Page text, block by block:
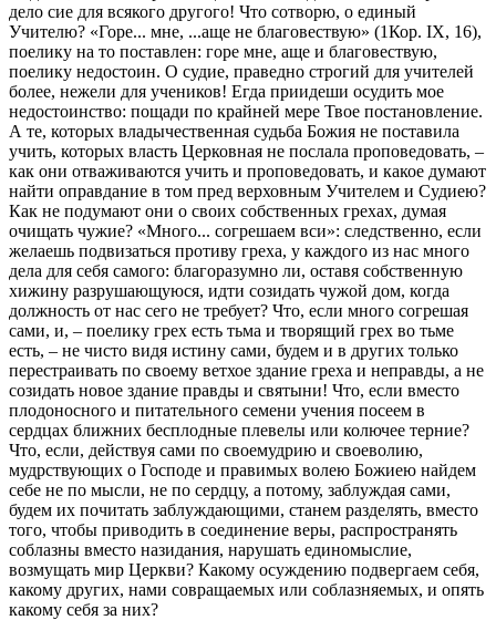
дело сие для всякого другого! Что сотворю, о единый
Учителю? «Горе... мне, ...аще не благовествую» (1Кор. IX, 16),
пoелику на то поставлен: горе мне, аще и благовествую,
пoелику недостоин. О судие, праведно строгий для учителей
более, нежели для учеников! Егда приидеши осудить мое
недостоинство: пощади по крайней мере Твое постановление.
А те, которых владычественная судьба Божия не поставила
учить, которых власть Церковная не послала проповедовать, –
как они отваживаются учить и проповедовать, и какое думают
найти оправдание в том пред верховным Учителем и Судиею?
Как не подумают они о своих собственных грехах, думая
очищать чужие? «Много... согрешаем вси»: следственно, если
желаешь подвизаться противу греха, у каждого из нас много
дела для себя самого: благоразумно ли, оставя собственную
хижину разрушающуюся, идти созидать чужой дом, когда
должность от нас сего не требует? Что, если много согрешая
сами, и, – пoелику грех есть тьма и творящий грех во тьме
есть, – не чисто видя истину сами, будем и в других только
перестраивать по своему ветхое здание греха и неправды, а не
созидать новое здание правды и святыни! Что, если вместо
плодоносного и питательного семени учения посеем в
сердцах ближних бесплодные плевелы или колючее терние?
Что, если, действуя сами по своемудрию и своеволию,
мудрствующих о Господе и правимых волею Божиею найдем
себе не по мысли, не по сердцу, а потому, заблуждая сами,
будем их почитать заблуждающими, станем разделять, вместо
того, чтобы приводить в соединение веры, распространять
соблазны вместо назидания, нарушать единомыслие,
возмущать мир Церкви? Какому осуждению подвергаем себя,
какому других, нами совращаемых или соблазняемых, и опять
какому себя за них?